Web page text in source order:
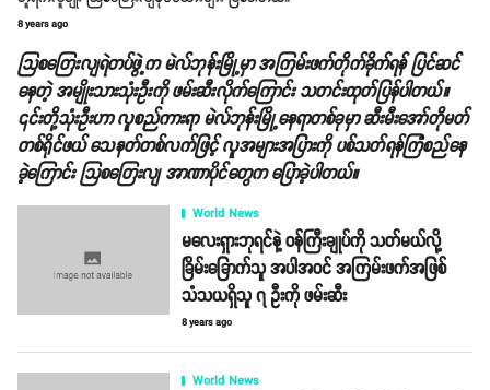
8 years ago
သြစတြေးလျရဲတပ်ဖွဲ့က မဲလ်ဘုန်းမြို့မှာ အကြမ်းဖက်တိုက်ခိုက်ရန် ပြင်ဆင်
နေတဲ့ အမျိုးသားသုံးဦးကို ဖမ်းဆီးလိုက်ကြောင်း သတင်းထုတ်ပြန်ပါတယ်။
၎င်းတို့သုံးဦးဟာ လူစည်ကားရာ မဲလ်ဘုန်းမြို့နေရာတစ်ခုမှာ ဆီးမီးအော်တိုမတ်
တစ်ရိုင်ဖယ် သေနတ်တစ်လက်ဖြင့် လူအများအပြားကို ပစ်သတ်ရန်ကြံစည်နေ
ခဲ့ကြောင်း သြစတြေးလျ အာဏာပိုင်တွေက ပြောခဲ့ပါတယ်။
World News
မလေးရှားဘုရင်နဲ့ ဝန်ကြီးချုပ်ကို သတ်မယ်လို့
ခြိမ်းခြောက်သူ အပါအဝင် အကြမ်းဖက်အဖြစ်
သံသယရှိသူ ၇ ဦးကို ဖမ်းဆီး
8 years ago
World News